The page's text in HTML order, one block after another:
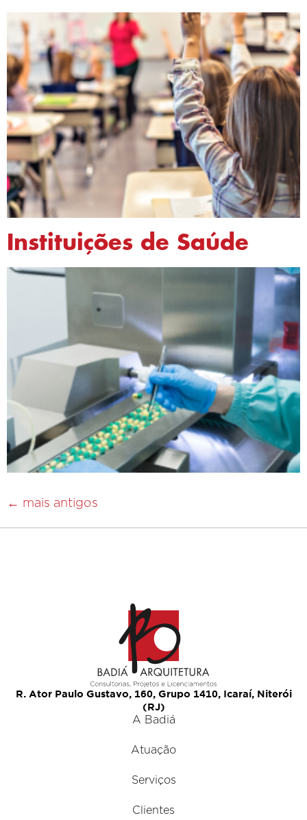
Instituições de Saúde
← mais antigos
R. Ator Paulo Gustavo, 160, Grupo 1410, Icaraí, Niterói
(RJ)
A Badiá
Atuação
Serviços
Clientes